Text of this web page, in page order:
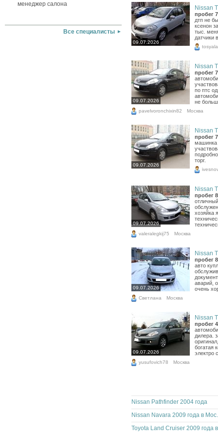
менеджер салона
Все специалисты
09.07.2026
Nissan
пробег
дтп не
ксенон
тыс.
датчики
09.07.2026
Nissan
пробег
по птс
не
pavelvoronchixin82 Москва
09.07.2026
Nissan
пробег
машинка
торг.
09.07.2026
Nissan
пробег
хозяйка
valeralegkij75 Москва
09.07.2026
Nissan
пробег
авто
аварий,
очень
Светлана Москва
09.07.2026
Nissan
пробег
дилера.
богатая
электро
yusufovich78 Москва
Nissan Pathfinder 2004 года